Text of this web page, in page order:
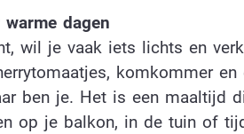
dagen
wil je vaak iets lichts en
komkommer
ben je. Het is een maaltijd
op je balkon, in de tuin of